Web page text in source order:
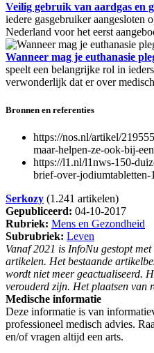
Veilig gebruik van aardgas en
iedere gasgebruiker aangesloten
Nederland voor het eerst
Wanneer mag je euthanasie
speelt een belangrijke rol in
verwonderlijk dat er over
Bronnen en referenties
https://nos.nl/artikel/
maar-helpen-ze-ook-bij-
https://l1.nl/l1nws-150-
brief-over-jodiumtabletten-
Serkozy (1.241 artikelen)
Gepubliceerd: 04-10-2017
Rubriek: Mens en Gezondheid
Subrubriek: Leven
Vanaf 2021 is InfoNu gestopt
artikelen. Het bestaande
wordt niet meer geactualiseerd.
verouderd zijn. Het plaatsen van
Medische informatie
Deze informatie is van
professioneel medisch advies.
en/of vragen altijd een arts.